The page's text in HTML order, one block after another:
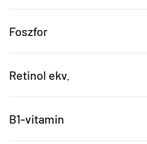
Foszfor
Retinol ekv.
B1-vitamin